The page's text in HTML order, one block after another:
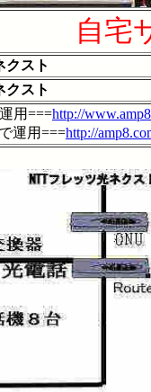
自宅
スト
スト
用===http://
運用===http://